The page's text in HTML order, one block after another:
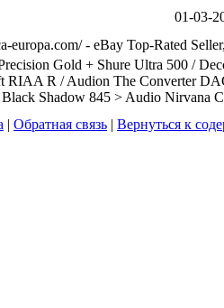
01-03-
europa.com/ - eBay Top-Rated
Gold + Shure Ultra 500 /
RIAA R / Audion The Converter
Shadow 845 > Audio Nirvana
| Обратная связь | Вернуться к